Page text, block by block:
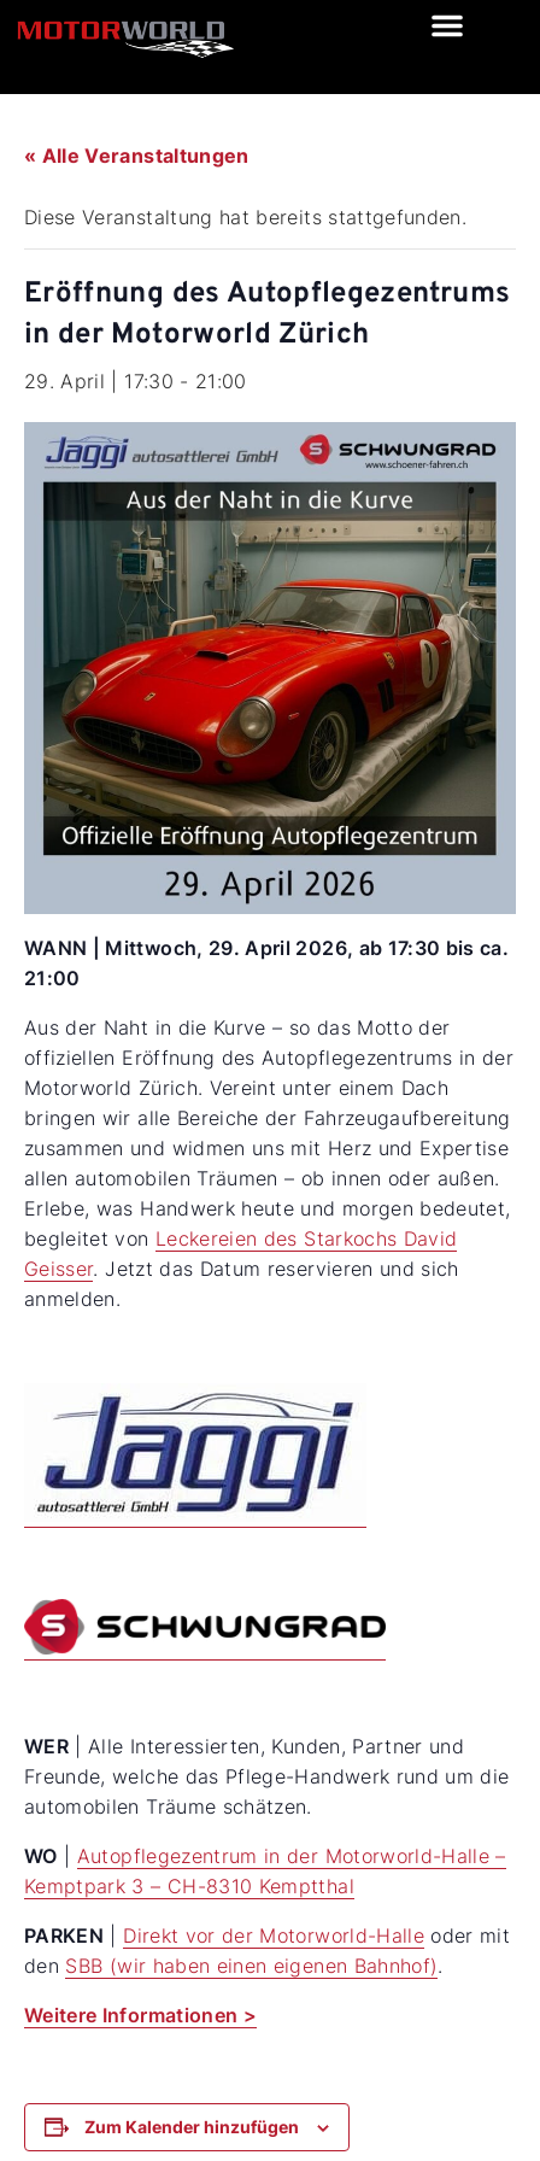
« Alle Veranstaltungen
Diese Veranstaltung hat bereits stattgefunden.
Eröffnung des Autopflegezentrums
in der Motorworld Zürich
29. April | 17:30 - 21:00
WANN | Mittwoch, 29. April 2026, ab 17:30 bis ca.
21:00
Aus der Naht in die Kurve – so das Motto der
offiziellen Eröffnung des Autopflegezentrums in der
Motorworld Zürich. Vereint unter einem Dach
bringen wir alle Bereiche der Fahrzeugaufbereitung
zusammen und widmen uns mit Herz und Expertise
allen automobilen Träumen – ob innen oder außen.
Erlebe, was Handwerk heute und morgen bedeutet,
begleitet von Leckereien des Starkochs David
Geisser. Jetzt das Datum reservieren und sich
anmelden.
WER | Alle Interessierten, Kunden, Partner und
Freunde, welche das Pflege-Handwerk rund um die
automobilen Träume schätzen.
WO
Autopflegezentrum in der Motorworld-Halle –
Kemptpark 3 – CH-8310 Kemptthal
PARKEN Direkt vor der Motorworld-Halle oder mit
den SBB (wir haben einen eigenen Bahnhof).
Weitere Informationen >
Zum Kalender hinzufügen